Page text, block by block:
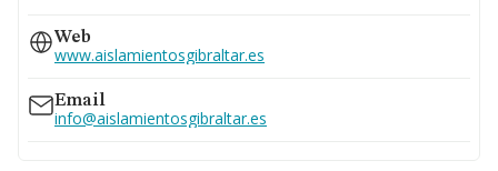
Web
www.aislamientosgibraltar.es
Email
info@aislamientosgibraltar.es